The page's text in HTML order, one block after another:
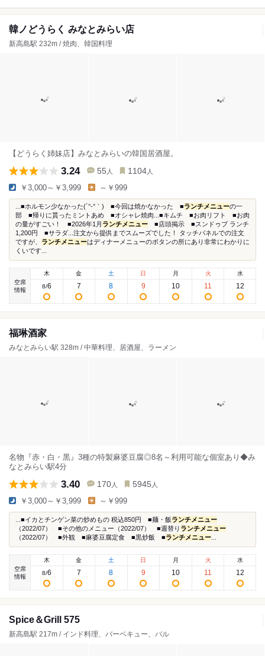
韓ノどうらく みなとみらい店
新高島駅 232m / 焼肉、韓国料理
【どうらく姉妹店】みなとみらいの韓国居酒屋。
3.24 55 人 1104 人
￥3,000～￥3,999 ～￥999
...■ホルモン少なかった(´°‐°｀) ■今回は焼かなかった ■ランチメニューの一
部 ■帰りに貰ったミントあめ ■オシャレ焼肉...■キムチ ■お肉リフト ■お肉
の量がすごい！ ■2026年1月 ランチメニュー ■店頭掲示 ■スンドゥブ ランチ
1,200円 ■サラダ...注文から提供までスムーズでした！ タッチパネルでの注文
ですが、 ランチメニューはディナーメニューのボタンの所にあり非常にわかりに
くいです...
空席
情報
木
8/6
金
7
土
8
日
9
月
10
火
11
水
12
福琳酒家
みなとみらい駅 328m / 中華料理、居酒屋、ラーメン
名物『赤・白・黒』3種の特製麻婆豆腐◎8名～利用可能な個室あり◆み
なとみらい駅4分
3.40 170 人 5945 人
￥3,000～￥3,999 ～￥999
...■イカとチンゲン菜の炒めもの 税込850円 ■麺・飯ランチメニュー
（2022/07） ■その他のメニュー（2022/07） ■週替り ランチメニュー
（2022/07） ■外観 ■麻婆豆腐定食 ■黒炒飯 ■ランチメニュー
空席
情報
木
8/6
金
7
土
8
日
9
月
10
火
11
水
12
Spice＆Grill 575
新高島駅 217m / インド料理、バーベキュー、バル